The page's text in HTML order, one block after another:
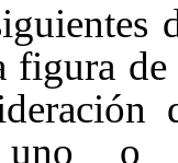
figura de
o